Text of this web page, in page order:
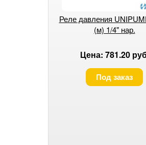
Реле давления
(м) 1/4" нар.
Цена: 781.20
Под заказ